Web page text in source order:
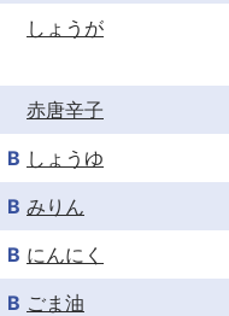
しょうが
赤唐辛子
B しょうゆ
B みりん
B にんにく
B ごま油